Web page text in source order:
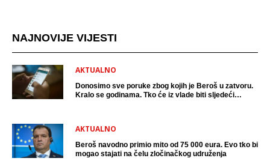
NAJNOVIJE VIJESTI
AKTUALNO
Donosimo sve poruke zbog kojih je Beroš u zatvoru.
Kralo se godinama. Tko će iz vlade biti sljedeći
AKTUALNO
Beroš navodno primio mito od 75 000 eura. Evo tko bi
mogao stajati na čelu zločinačkog udruženja